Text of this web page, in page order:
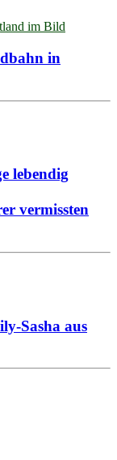
im Bild
in
lebendig
vermissten
Sasha aus